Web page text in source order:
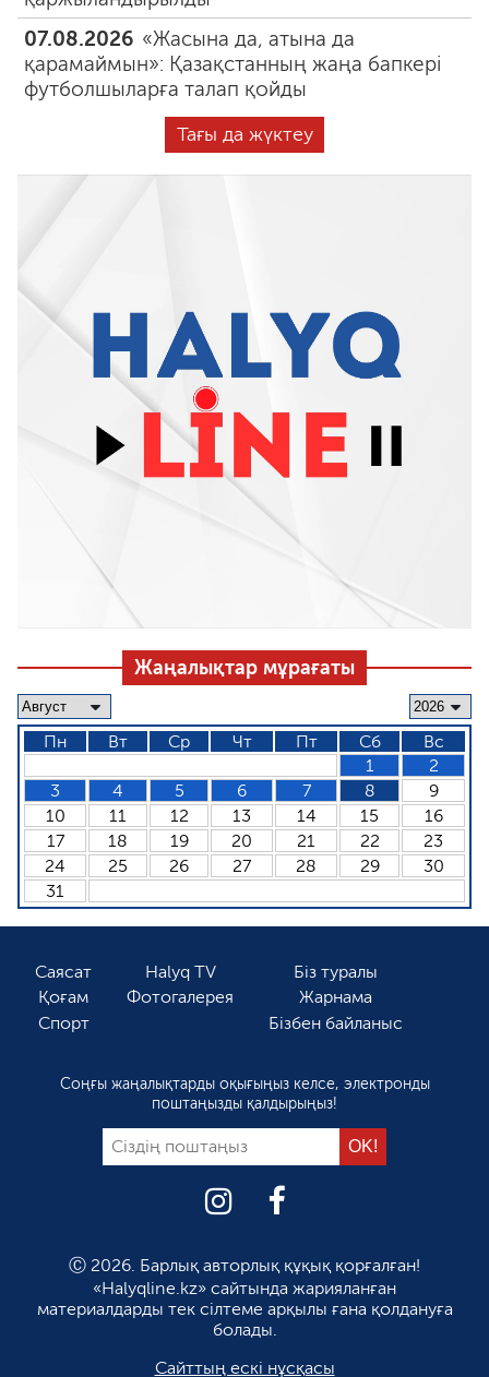
07.08.2026 «Жасына да, атына да
қарамаймын»: Қазақстанның жаңа бапкері
футболшыларға талап қойды
Тағы да жүктеу
Жаңалықтар мұрағаты
Пн Вт Ср Чт Пт Сб
Вс
1
2
3
4 5 6 7 8
9
10
11 12 13 14 15
16
17
18 19 20 21 22
23
24
25 26 27 28 29
30
31
Саясат
Қоғам
Спорт
Halyq TV
Фотогалерея
Біз туралы
Жарнама
Бізбен байланыс
Соңғы жаңалықтарды оқығыңыз келсе, электронды
поштаңызды қалдырыңыз!
Ⓒ 2026. Барлық авторлық құқық қорғалған!
«Halyqline.kz» сайтында жарияланған
материалдарды тек сілтеме арқылы ғана қолдануға
болады.
Сайттың ескі нұсқасы